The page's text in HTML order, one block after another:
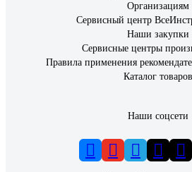
Организациям
Сервисный центр
Наши закупки
Сервисные центры
Правила применения
Каталог товаров
Наши соцсети